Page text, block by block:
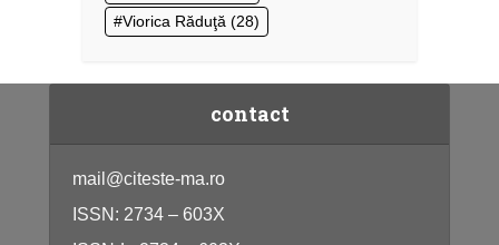
Viorica Răduţă (28)
contact
mail@citeste-ma.ro
ISSN: 2734 – 603X